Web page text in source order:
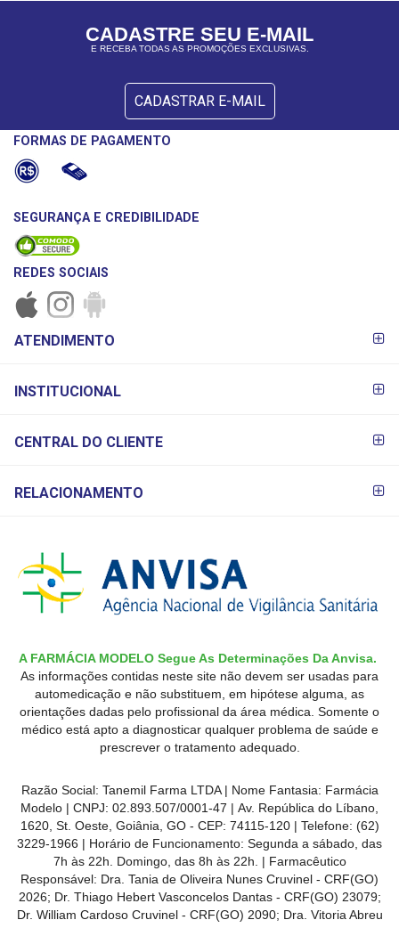
CADASTRE SEU E-MAIL
E RECEBA TODAS AS PROMOÇÕES EXCLUSIVAS.
CADASTRAR E-MAIL
FORMAS DE PAGAMENTO
SEGURANÇA E CREDIBILIDADE
REDES SOCIAIS
PAGAMENTO
ATENDIMENTO
INSTITUCIONAL
CENTRAL DO CLIENTE
RELACIONAMENTO
A FARMÁCIA MODELO Segue As Determinações Da Anvisa.
As informações contidas neste site não devem ser usadas para
automedicação e não substituem, em hipótese alguma, as
orientações dadas pelo profissional da área médica. Somente o
médico está apto a diagnosticar qualquer problema de saúde e
prescrever o tratamento adequado.
Razão Social: Tanemil Farma LTDA | Nome Fantasia: Farmácia
Modelo | CNPJ: 02.893.507/0001-47 | Av. República do Líbano,
1620, St. Oeste, Goiânia, GO - CEP: 74115-120 | Telefone: (62)
3229-1966 | Horário de Funcionamento: Segunda a sábado, das
7h às 22h. Domingo, das 8h às 22h. | Farmacêutico
Responsável: Dra. Tania de Oliveira Nunes Cruvinel - CRF(GO)
2026; Dr. Thiago Hebert Vasconcelos Dantas - CRF(GO) 23079;
Dr. William Cardoso Cruvinel - CRF(GO) 2090; Dra. Vitoria Abreu